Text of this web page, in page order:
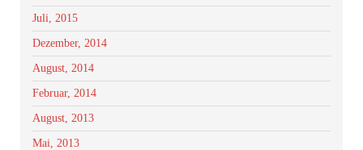
Juli, 2015
Dezember, 2014
August, 2014
Februar, 2014
August, 2013
Mai, 2013